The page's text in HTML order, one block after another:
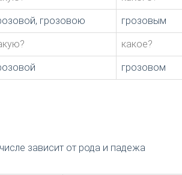
грозовою грозовым
какое?
грозовом
зависит от рода и падежа